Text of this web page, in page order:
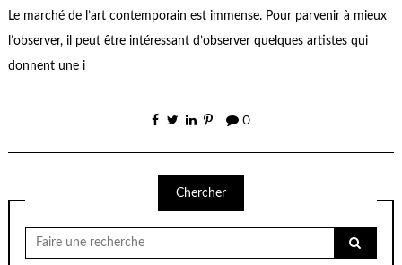
Le marché de l’art contemporain est immense. Pour parvenir à mieux
l’observer, il peut être intéressant d’observer quelques artistes qui
donnent une i
0
Chercher
Chercher
pour: